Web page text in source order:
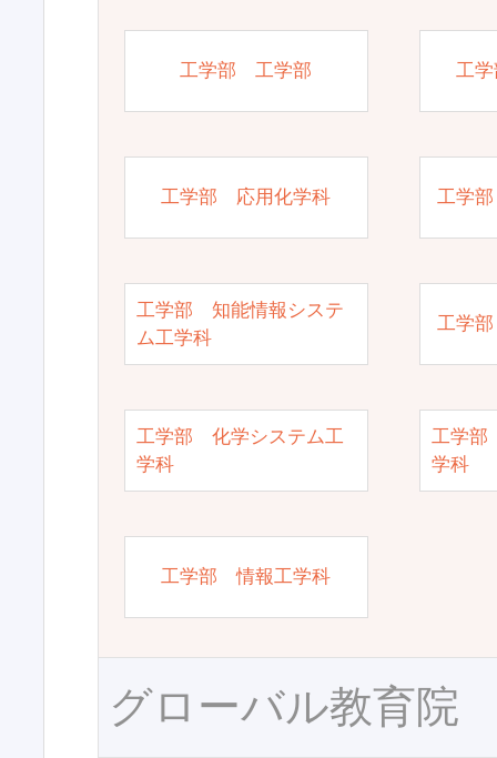
工学部 工学部 工
工学部 応用化学科 工学
工学部 知能情報システ
ム工学科
工学
工学部 化学システム工
学科
工学部
学科
工学部 情報工学科
グローバル教育院